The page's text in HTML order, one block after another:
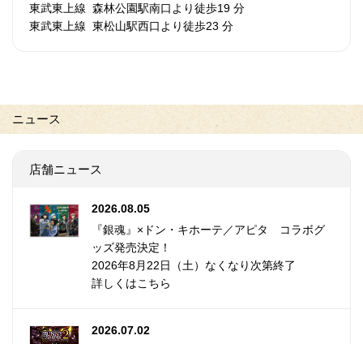
東武東上線 森林公園駅南口より徒歩19 分
東武東上線 東松山駅西口より徒歩23 分
ニュース
店舗ニュース
2026.08.05
『銀魂』×ドン・キホーテ／アピタ コラボグ
ッズ発売決定！
2026年8月22日（土）なくなり次第終了
詳しくはこちら
2026.07.02